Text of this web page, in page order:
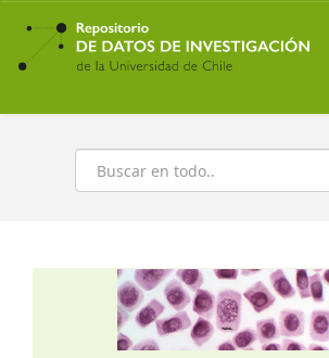
Ir
contenido
principal
Buscar